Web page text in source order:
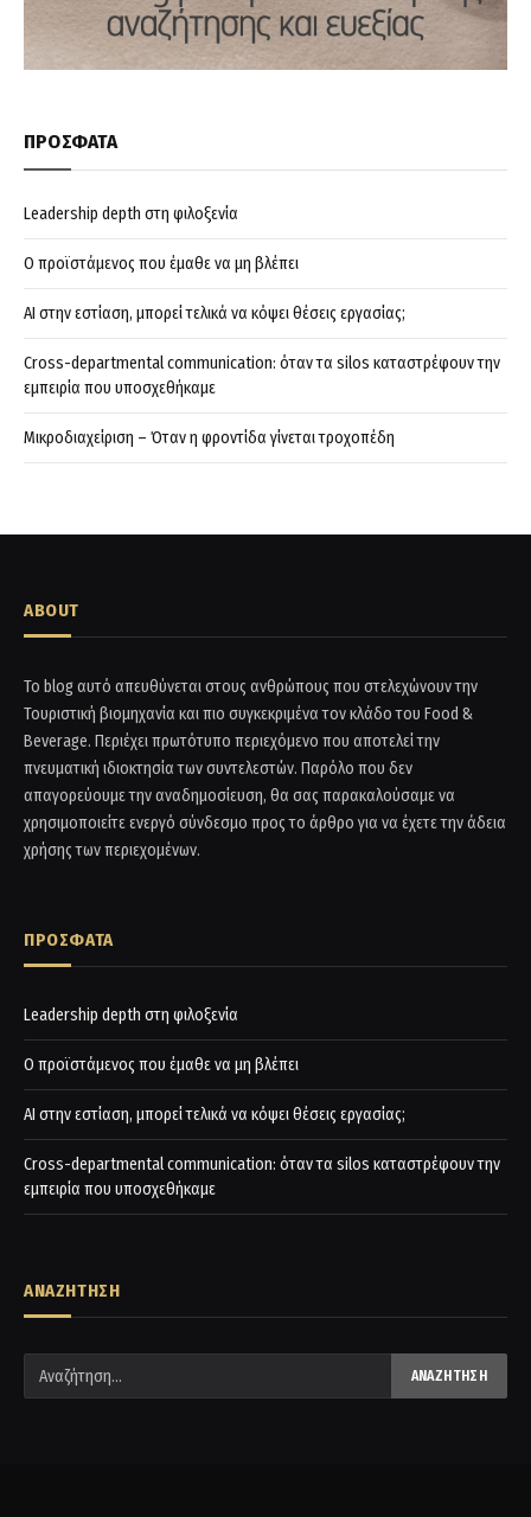
ΠΡΟΣΦΑΤΑ
Leadership depth στη φιλοξενία
Ο προϊστάμενος που έμαθε να μη βλέπει
AI στην εστίαση, μπορεί τελικά να κόψει θέσεις εργασίας;
Cross-departmental communication: όταν τα silos καταστρέφουν την
εμπειρία που υποσχεθήκαμε
Μικροδιαχείριση – Όταν η φροντίδα γίνεται τροχοπέδη
ABOUT
Το blog αυτό απευθύνεται στους ανθρώπους που στελεχώνουν την
Τουριστική βιομηχανία και πιο συγκεκριμένα τον κλάδο του Food &
Beverage. Περιέχει πρωτότυπο περιεχόμενο που αποτελεί την
πνευματική ιδιοκτησία των συντελεστών. Παρόλο που δεν
απαγορεύουμε την αναδημοσίευση, θα σας παρακαλούσαμε να
χρησιμοποιείτε ενεργό σύνδεσμο προς το άρθρο για να έχετε την άδεια
χρήσης των περιεχομένων.
ΠΡΟΣΦΑΤΑ
Leadership depth στη φιλοξενία
Ο προϊστάμενος που έμαθε να μη βλέπει
AI στην εστίαση, μπορεί τελικά να κόψει θέσεις εργασίας;
Cross-departmental communication: όταν τα silos καταστρέφουν την
εμπειρία που υποσχεθήκαμε
ΑΝΑΖΗΤΗΣΗ